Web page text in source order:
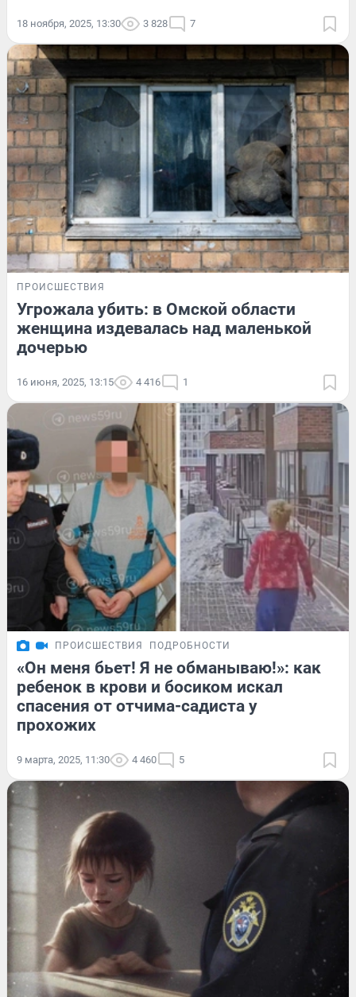
18 ноября, 2025, 13:30 3 828 7
ПРОИСШЕСТВИЯ
Угрожала убить: в Омской области
женщина издевалась над маленькой
дочерью
16 июня, 2025, 13:15 4 416 1
ПРОИСШЕСТВИЯ ПОДРОБНОСТИ
«Он меня бьет! Я не обманываю!»: как
ребенок в крови и босиком искал
спасения от отчима-садиста у
прохожих
9 марта, 2025, 11:30 4 460 5